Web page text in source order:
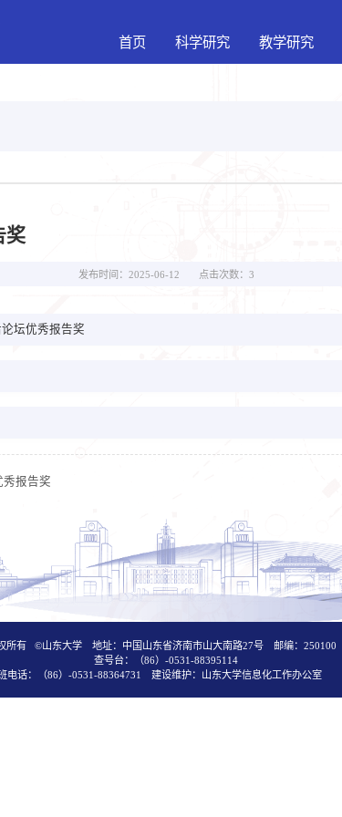
首页 科学研究 教学研究
奖
发布时间：2025-06-12 点击次数： 3
坛优秀报告奖
秀报告奖
所有 ©山东大学 地址：中国山东省济南市山大南路27号 邮编：250100
查号台：（86）-0531-88395114
电话：（86）-0531-88364731 建设维护：山东大学信息化工作办公室